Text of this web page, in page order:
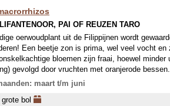
PAI OF REUZEN TARO
oerwoudplant uit de Filippijnen wordt
Een beetje zon is prima, wel veel vocht en
bloemen zijn fraai, hoewel minder
gevolgd door vruchten met oranjerode
wel 3 meter in hoogte en omvang bereiken,
vallen erg op bij dit soort. (Meestal staan
van de stengel.) De plant is niet
maart t/m juni
grote bol